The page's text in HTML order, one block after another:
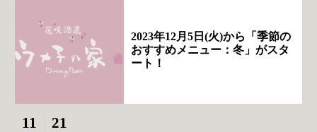
2023年12月5日(火)から「季節の
おすすめメニュー：冬」がスタ
ート！
11 21